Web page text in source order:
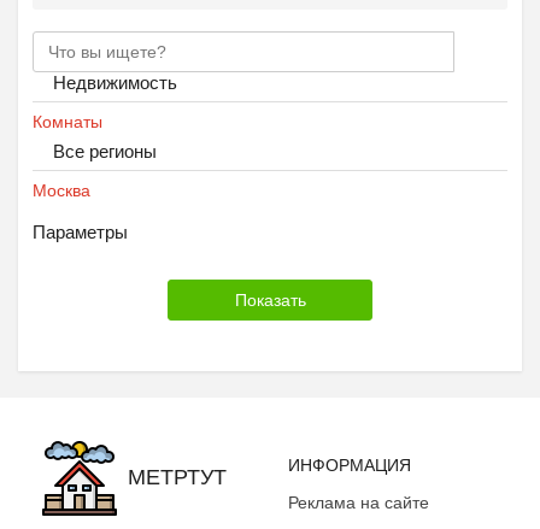
Недвижимость
Комнаты
Все регионы
Москва
Параметры
МЕТРТУТ
ИНФОРМАЦИЯ
Реклама на сайте